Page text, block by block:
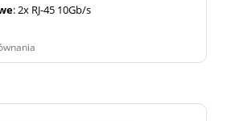
: 2x RJ-45 10Gb/s